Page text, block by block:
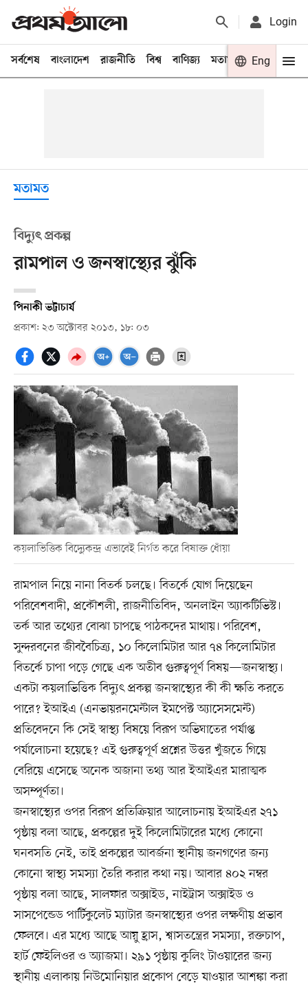
Login
সর্বশেষ বাংলাদেশ রাজনীতি বিশ্ব বাণিজ্য মতামত খেলা
Eng
মতামত
বিদ্যুৎ প্রকল্প
রামপাল ও জনস্বাস্থ্যের ঝুঁকি
পিনাকী ভট্টাচার্য
প্রকাশ: ২৩ অক্টোবর ২০১৩, ১৮: ০৩
কয়লাভিত্তিক বিদ্যুেকন্দ্র এভাবেই নির্গত করে বিষাক্ত ধোঁয়া
রামপাল নিয়ে নানা বিতর্ক চলছে। বিতর্কে যোগ দিয়েছেন
পরিবেশবাদী, প্রকৌশলী, রাজনীতিবিদ, অনলাইন অ্যাকটিভিস্ট।
তর্ক আর তথ্যের বোঝা চাপছে পাঠকদের মাথায়। পরিবেশ,
সুন্দরবনের জীববৈচিত্র্য, ১০ কিলোমিটার আর ৭৪ কিলোমিটার
বিতর্কে চাপা পড়ে গেছে এক অতীব গুরুত্বপূর্ণ বিষয়—জনস্বাস্থ্য।
একটা কয়লাভিত্তিক বিদ্যুৎ প্রকল্প জনস্বাস্থ্যের কী কী ক্ষতি করতে
পারে? ইআইএ (এনভায়রনমেন্টাল ইমপেক্ট অ্যাসেসমেন্ট)
প্রতিবেদনে কি সেই স্বাস্থ্য বিষয়ে বিরূপ অভিঘাতের পর্যাপ্ত
পর্যালোচনা হয়েছে? এই গুরুত্বপূর্ণ প্রশ্নের উত্তর খুঁজতে গিয়ে
বেরিয়ে এসেছে অনেক অজানা তথ্য আর ইআইএর মারাত্মক
অসম্পূর্ণতা।
জনস্বাস্থ্যের ওপর বিরূপ প্রতিক্রিয়ার আলোচনায় ইআইএর ২৭১
পৃষ্ঠায় বলা আছে, প্রকল্পের দুই কিলোমিটারের মধ্যে কোনো
ঘনবসতি নেই, তাই প্রকল্পের আবর্জনা স্থানীয় জনগণের জন্য
কোনো স্বাস্থ্য সমস্যা তৈরি করার কথা নয়। আবার ৪০২ নম্বর
পৃষ্ঠায় বলা আছে, সালফার অক্সাইড, নাইট্রাস অক্সাইড ও
সাসপেন্ডেড পার্টিকুলেট ম্যাটার জনস্বাস্থ্যের ওপর লক্ষণীয় প্রভাব
ফেলবে। এর মধ্যে আছে আয়ু হ্রাস, শ্বাসতন্ত্রের সমস্যা, রক্তচাপ,
হার্ট ফেইলিওর ও অ্যাজমা। ২৯১ পৃষ্ঠায় কুলিং টাওয়ারের জন্য
স্থানীয় এলাকায় নিউমোনিয়ার প্রকোপ বেড়ে যাওয়ার আশঙ্কা করা